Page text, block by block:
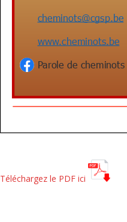
Téléchargez le PDF ici